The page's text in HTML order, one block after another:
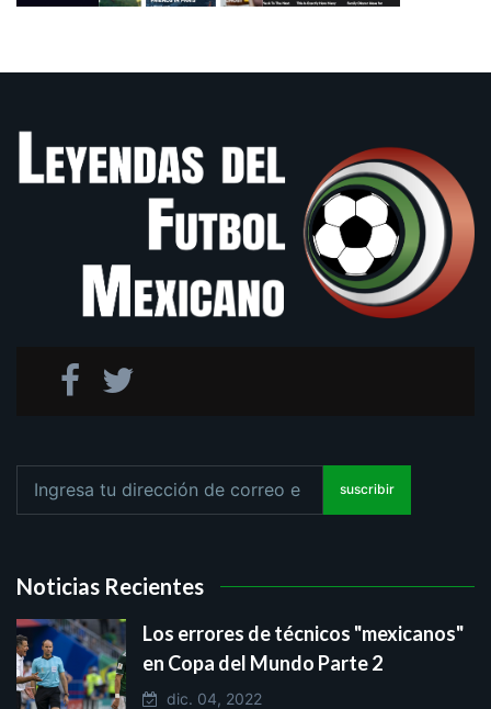
suscribir
Noticias Recientes
Los errores de técnicos "mexicanos"
en Copa del Mundo Parte 2
dic. 04, 2022